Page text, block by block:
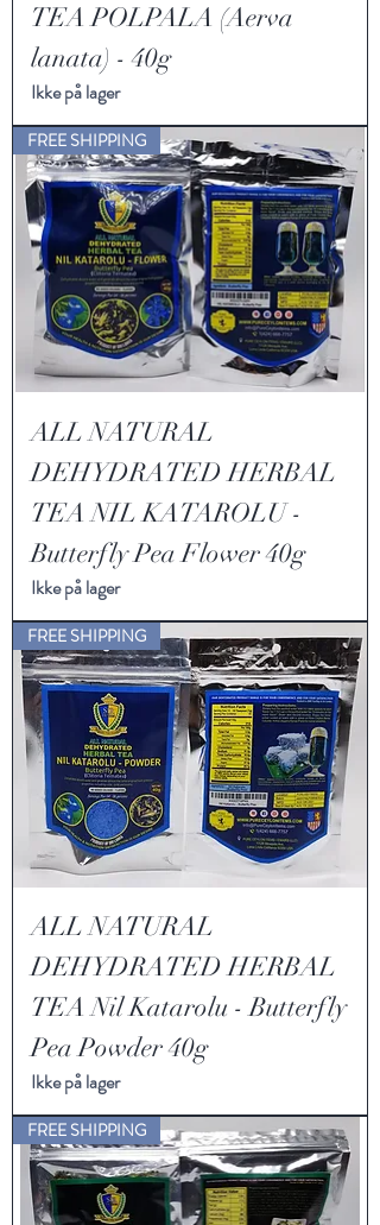
TEA POLPALA (Aerva
lanata) - 40g
Ikke på lager
FREE SHIPPING
ALL NATURAL
DEHYDRATED HERBAL
TEA NIL KATAROLU -
Butterfly Pea Flower 40g
Ikke på lager
FREE SHIPPING
ALL NATURAL
DEHYDRATED HERBAL
TEA Nil Katarolu - Butterfly
Pea Powder 40g
Ikke på lager
FREE SHIPPING